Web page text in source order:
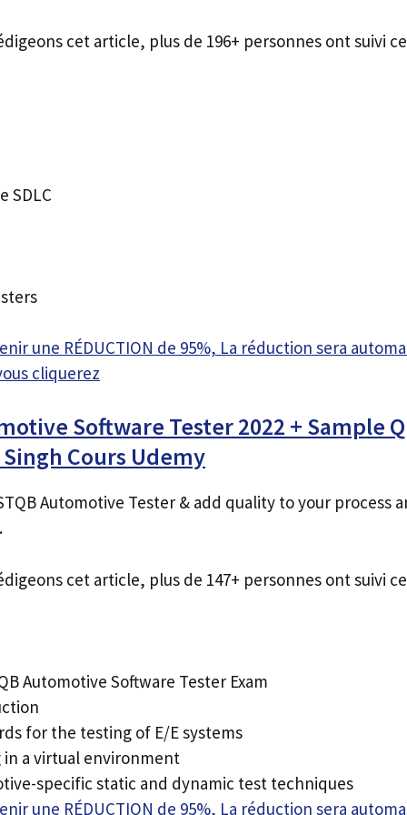
cet article, plus de 196+ personnes ont suivi
SDLC
une RÉDUCTION de 95%, La réduction sera
cliquerez
Software Tester 2022 + Sample
Cours Udemy
Automotive Tester & add quality to your process
cet article, plus de 147+ personnes ont suivi
Automotive Software Tester Exam
for the testing of E/E systems
in a virtual environment
specific static and dynamic test techniques
une RÉDUCTION de 95%, La réduction sera